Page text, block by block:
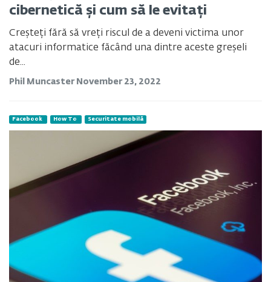
cibernetică și cum să le evitați
Creșteți fără să vreți riscul de a deveni victima unor
atacuri informatice făcând una dintre aceste greșeli
de...
Phil Muncaster November 23, 2022
Facebook How To Securitate mobilă